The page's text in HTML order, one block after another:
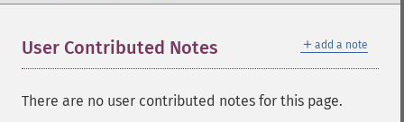
＋ add a note
User Contributed Notes
There are no user contributed notes for this page.
setFirstIterator
setFormat
setGravity
setImage